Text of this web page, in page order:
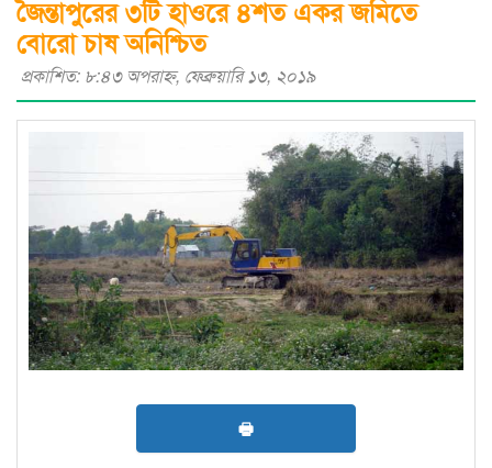
জৈন্তাপুরের ৩টি হাওরে ৪শত একর জমিতে
বোরো চাষ অনিশ্চিত
প্রকাশিত: ৮:৪৩ অপরাহ্ণ, ফেব্রুয়ারি ১৩, ২০১৯
🖶